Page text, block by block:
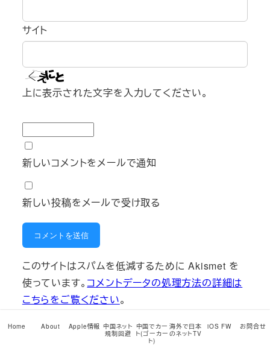
サイト
上に表示された文字を入力してください。
新しいコメントをメールで通知
新しい投稿をメールで受け取る
このサイトはスパムを低減するために Akismet を
使っています。 コメントデータの処理方法の詳細は
こちらをご覧ください。
Home About Apple情報 中国ネット
規制回避
中国でカー
ト(ゴーカー
ト)
海外で日本
のネットTV
iOS FW お問合せ